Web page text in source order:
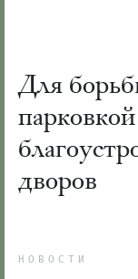
Для
дворов
НОВОСТИ